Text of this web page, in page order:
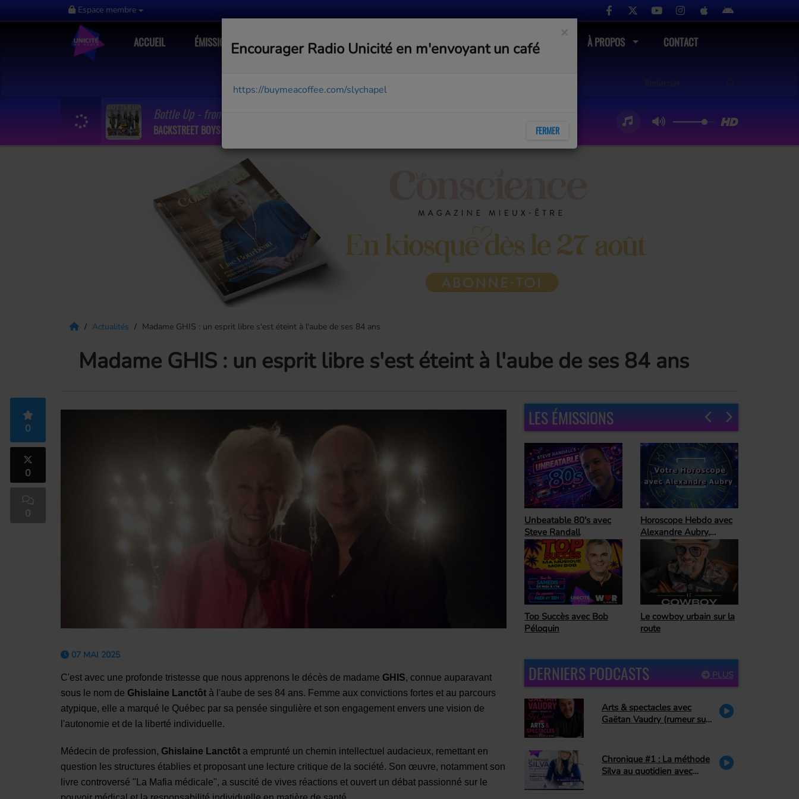
Espace membre
ACCUEIL ÉMISSIONS MUSIQUE ACTUALITÉS MÉDIAS COMMUNAUTÉ À PROPOS CONTACT
Bottle Up - from PAW Patrol: The Dino Movie
BACKSTREET BOYS
Actualités Madame GHIS : un esprit libre s'est éteint à l'aube de ses 84 ans
Madame GHIS : un esprit libre s'est éteint à l'aube de ses 84 ans
0
0
0
07 MAI 2025
C'est avec une profonde tristesse que nous apprenons le décès de madame GHIS, connue auparavant
sous le nom de Ghislaine Lanctôt à l'aube de ses 84 ans. Femme aux convictions fortes et au parcours
atypique, elle a marqué le Québec par sa pensée singulière et son engagement envers une vision de
l'autonomie et de la liberté individuelle.
Médecin de profession, Ghislaine Lanctôt a emprunté un chemin intellectuel audacieux, remettant en
question les structures établies et proposant une lecture critique de la société. Son œuvre, notamment son
livre controversé "La Mafia médicale", a suscité de vives réactions et ouvert un débat passionné sur le
LES ÉMISSIONS
Péloquin
Horoscope Hebdo avec
Alexandre Aubry,
astrologue
Le cowboy urbain sur la
route
Ready For The
Weekend
Horoscope Hebdo avec
Alexandre Aubry,
PLUS
DERNIERS PODCASTS
Arts & spectacles avec
Gaëtan Vaudry (rumeur sur
Chronique #1 : La méthode
Silva au quotidien avec
×
Encourager Radio Unicité en m'envoyant un café
https://buymeacoffee.com/slychapel
FERMER